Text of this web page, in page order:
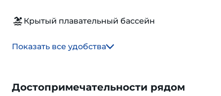
Крытый плавательный бассейн
Показать все удобства
Достопримечательности рядом